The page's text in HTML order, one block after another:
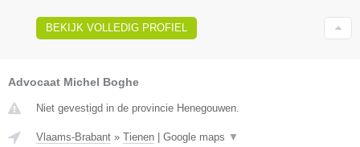
BEKIJK VOLLEDIG PROFIEL
Advocaat Michel Boghe
Niet gevestigd in de provincie Henegouwen.
Vlaams-Brabant » Tienen | Google maps ▼